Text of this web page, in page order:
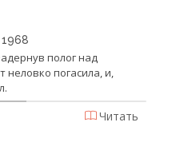
1968
полог над
погасила, и,
Читать